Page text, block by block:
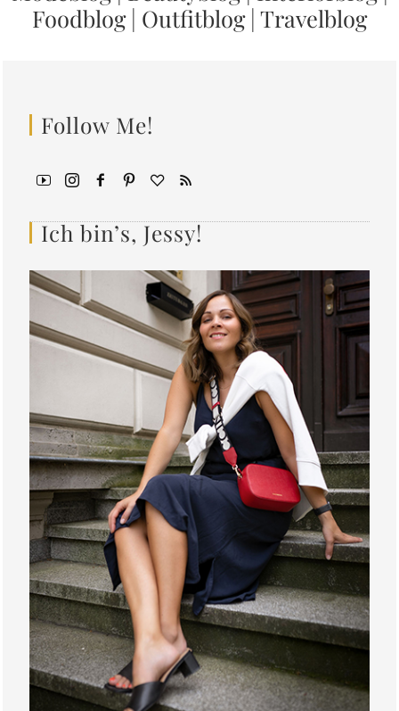
Foodblog| Outfitblog| Travelblog
Follow Me!
Ich bin’s, Jessy!